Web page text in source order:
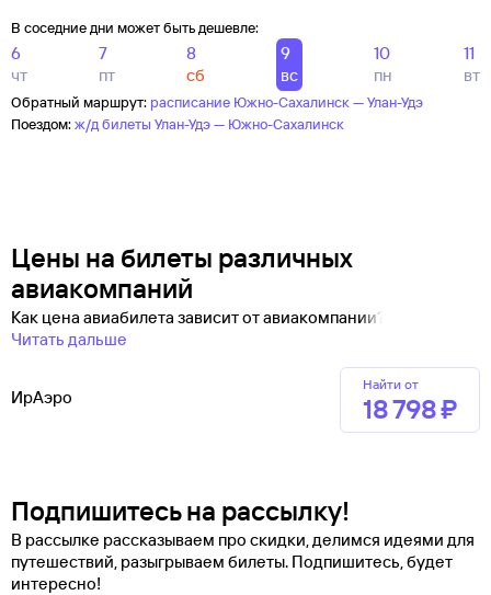
В соседние дни может быть дешевле:
6
чт
7
пт
8
сб
9
вс
10
пн
11
вт
Обратный маршрут: расписание Южно-Сахалинск — Улан-Удэ
Поездом:ж/д билеты Улан-Удэ — Южно-Сахалинск
Цены на билеты различных
авиакомпаний
Как цена авиабилета зависит от авиакомпании?
Читать дальше
ИрАэро
Найти от
18 ⁠798 ⁠₽
Подпишитесь на рассылку!
В рассылке рассказываем про скидки, делимся идеями для
путешествий, разыгрываем билеты. Подпишитесь, будет
интересно!